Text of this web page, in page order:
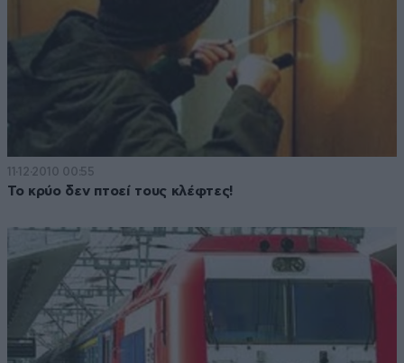
11·12·2010 00:55
Το κρύο δεν πτοεί τους κλέφτες!